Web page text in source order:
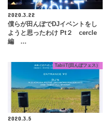
2020.3.22
僕らが田んぼでDJイベントをし
ようと思ったわけ Pt２ cercle
編 …
TabiiT(田んぼフェス）
2020.3.5